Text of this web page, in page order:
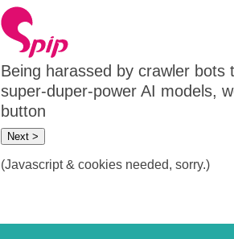
Being harassed by crawler
super-duper-power AI models,
button
Next >
(Javascript & cookies needed, sorry.)